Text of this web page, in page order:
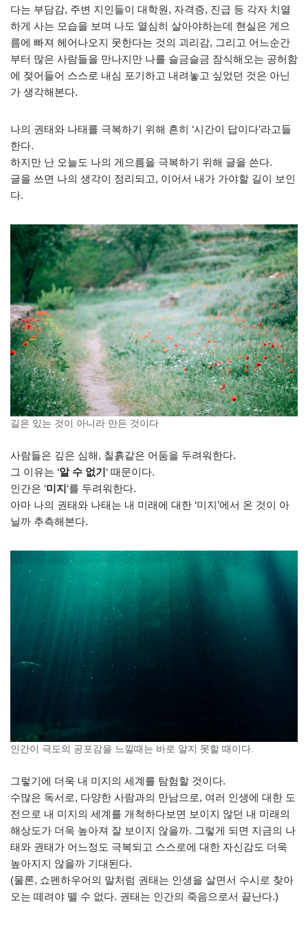
다는 부담감, 주변 지인들이 대학원, 자격증, 진급 등 각자 치열
하게 사는 모습을 보며 나도 열심히 살아야하는데 현실은 게으
름에 빠져 헤어나오지 못한다는 것의 괴리감, 그리고 어느순간
부터 많은 사람들을 만나지만 나를 슬금슬금 잠식해오는 공허함
에 젖어들어 스스로 내심 포기하고 내려놓고 싶었던 것은 아닌
가 생각해본다.
나의 권태와 나태를 극복하기 위해 흔히 ‘시간이 답이다’라고들
한다.
하지만 난 오늘도 나의 게으름을 극복하기 위해 글을 쓴다.
글을 쓰면 나의 생각이 정리되고, 이어서 내가 가야할 길이 보인
다.
길은 있는 것이 아니라 만든 것이다
사람들은 깊은 심해, 칠흙같은 어둠을 두려워한다.
그 이유는 ‘알 수 없기‘ 때문이다.
인간은 ‘미지‘를 두려워한다.
아마 나의 권태와 나태는 내 미래에 대한 ‘미지’에서 온 것이 아
닐까 추측해본다.
인간이 극도의 공포감을 느낄때는 바로 알지 못할 때이다.
그렇기에 더욱 내 미지의 세계를 탐험할 것이다.
수많은 독서로, 다양한 사람과의 만남으로, 여러 인생에 대한 도
전으로 내 미지의 세계를 개척하다보면 보이지 않던 내 미래의
해상도가 더욱 높아져 잘 보이지 않을까. 그렇게 되면 지금의 나
태와 권태가 어느정도 극복되고 스스로에 대한 자신감도 더욱
높아지지 않을까 기대된다.
(물론, 쇼펜하우어의 말처럼 권태는 인생을 살면서 수시로 찾아
오는 떼려야 뗄 수 없다. 권태는 인간의 죽음으로서 끝난다.)